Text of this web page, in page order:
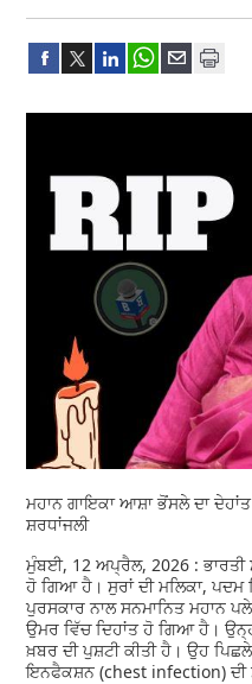
ਮਹਾਨ ਗਾਇਕਾ ਆਸ਼ਾ ਭੋਂਸਲੇ ਦਾ
ਸ਼ਰਧਾਂਜਲੀ
ਮੁੰਬਈ, 12 ਅਪ੍ਰੈਲ, 2026 :
ਹੋ ਗਿਆ ਹੈ। ਸੁਰਾਂ ਦੀ ਮਲਿਕਾ, ਪਦਮ
ਪੁਰਸਕਾਰ ਨਾਲ ਸਨਮਾਨਿਤ ਮਹਾਨ
ਉਮਰ ਵਿੱਚ ਦਿਹਾਂਤ ਹੋ ਗਿਆ ਹੈ।
ਖ਼ਬਰ ਦੀ ਪੁਸ਼ਟੀ ਕੀਤੀ ਹੈ। ਉਹ
ਇਨਫੈਕਸ਼ਨ (chest infection)